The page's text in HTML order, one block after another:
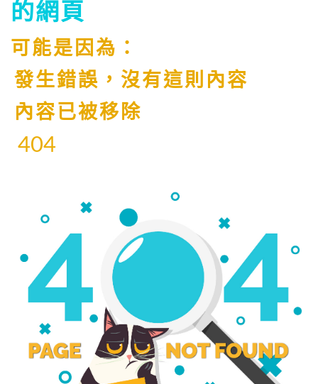
的網頁
可能是因為：
發生錯誤，沒有這則內容
內容已被移除
404